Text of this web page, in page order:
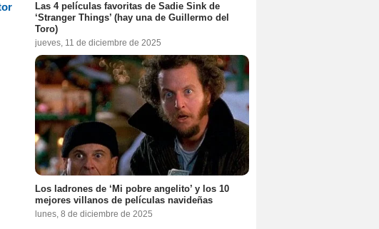
Las 4 películas favoritas de Sadie Sink de
‘Stranger Things’ (hay una de Guillermo del
Toro)
jueves, 11 de diciembre de 2025
Los ladrones de ‘Mi pobre angelito’ y los 10
mejores villanos de películas navideñas
lunes, 8 de diciembre de 2025